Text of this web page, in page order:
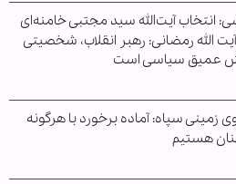
انتخاب آیت‌الله سید مجتبی خامنه‌ای
رمضانی: رهبر انقلاب، شخصیتی
عمیق سیاسی است
زمینی سپاه: آماده برخورد با هرگونه
هستیم